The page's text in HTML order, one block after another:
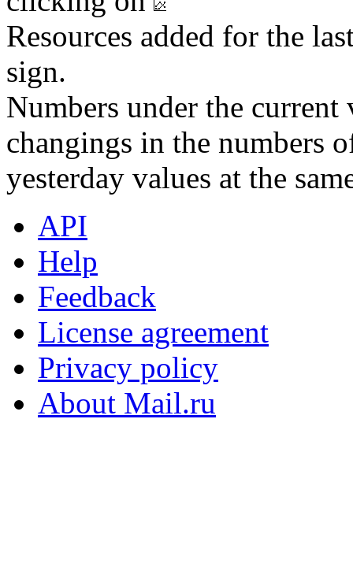
Resources added for the
sign.
Numbers under the
changings in the numbers
yesterday values at the
API
Help
Feedback
License agreement
Privacy policy
About Mail.ru